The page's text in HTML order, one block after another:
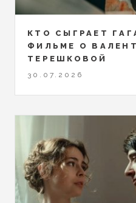
КТО СЫГРАЕТ
ФИЛЬМЕ О
ТЕРЕШКОВОЙ
30.07.2026